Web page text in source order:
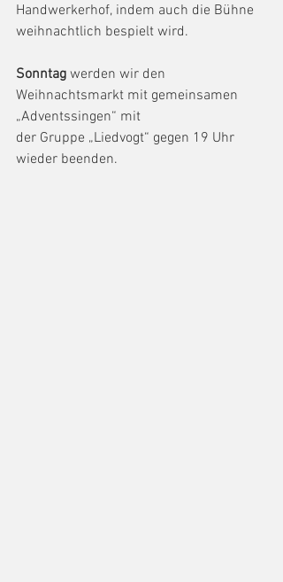
Handwerkerhof, indem auch die Bühne
weihnachtlich bespielt wird.
Sonntag werden wir den
Weihnachtsmarkt mit gemeinsamen
„Adventssingen“ mit
der Gruppe „Liedvogt“ gegen 19 Uhr
wieder beenden.